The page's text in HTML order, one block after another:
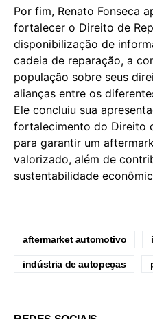
Por fim, Renato Fonseca
fortalecer o Direito de
disponibilização de
cadeia de reparação, a
população sobre seus
alianças entre os
Ele concluiu sua
fortalecimento do Direito
para garantir um
valorizado, além de
sustentabilidade
aftermarket automotivo
indústria de autopeças